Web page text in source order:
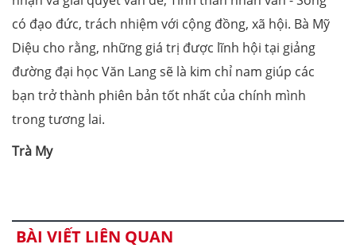
có đạo đức, trách nhiệm với cộng đồng, xã hội. Bà Mỹ
Diệu cho rằng, những giá trị được lĩnh hội tại giảng
đường đại học Văn Lang sẽ là kim chỉ nam giúp các
bạn trở thành phiên bản tốt nhất của chính mình
trong tương lai.
Trà My
BÀI VIẾT LIÊN QUAN